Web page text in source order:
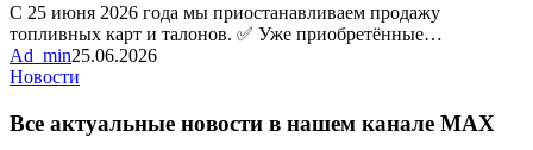
С 25 июня 2026 года мы приостанавливаем продажу
топливных карт и талонов. ✅ Уже приобретённые…
Ad_min25.06.2026
Новости
новости
в
Все актуальные новости в нашем канале MAX